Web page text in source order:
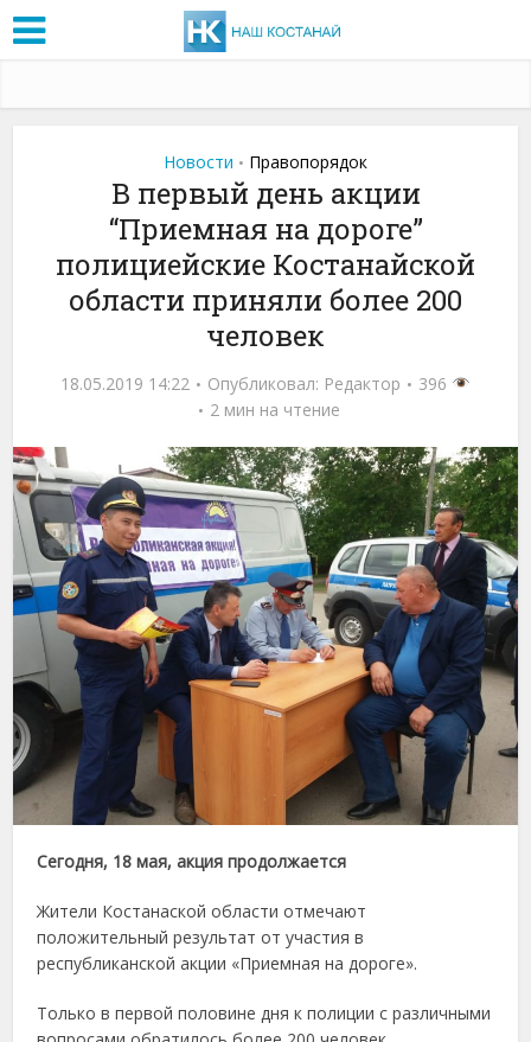
Новости • Правопорядок
В первый день акции
“Приемная на дороге”
полициейские Костанайской
области приняли более 200
человек
18.05.2019 14:22 Опубликовал: Редактор
396
2 мин на чтение
Сегодня, 18 мая, акция продолжается
Жители Костанаской области отмечают
положительный результат от участия в
республиканской акции «Приемная на дороге».
Только в первой половине дня к полиции с различными